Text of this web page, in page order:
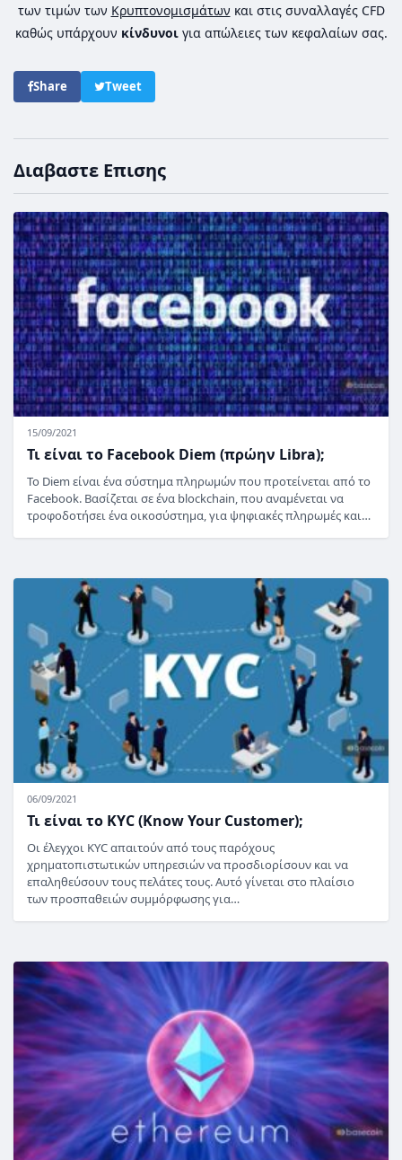
των τιμών των Κρυπτονομισμάτων και στις συναλλαγές CFD
καθώς υπάρχουν κίνδυνοιγια απώλειες των κεφαλαίων σας.
Share Tweet
Διαβαστε Επισης
15/09/2021
Τι είναι το Facebook Diem (πρώην Libra);
Το Diem είναι ένα σύστημα πληρωμών που προτείνεται από το
Facebook. Βασίζεται σε ένα blockchain, που αναμένεται να
τροφοδοτήσει ένα οικοσύστημα, για ψηφιακές πληρωμές και…
06/09/2021
Τι είναι το KYC (Know Your Customer);
Οι έλεγχοι KYC απαιτούν από τους παρόχους
χρηματοπιστωτικών υπηρεσιών να προσδιορίσουν και να
επαληθεύσουν τους πελάτες τους. Αυτό γίνεται στο πλαίσιο
των προσπαθειών συμμόρφωσης για…